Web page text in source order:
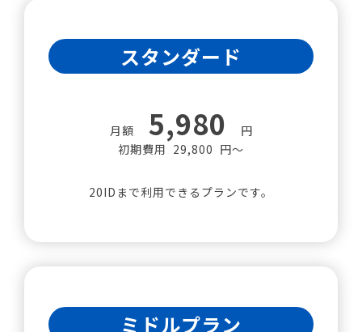
スタンダード
月額 5,980
円
初期費用 29,800 円～
20IDまで利用できるプランです。
ミドルプラン